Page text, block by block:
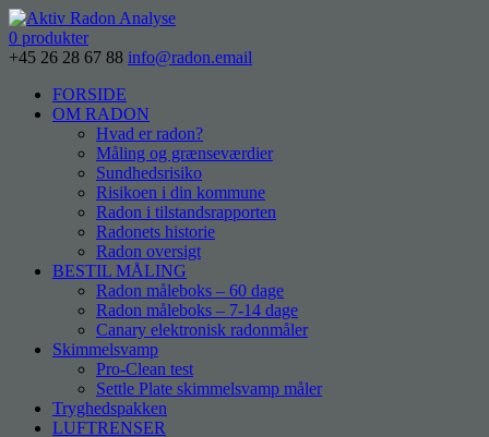
0 produkter
+45 26 28 67 88 info@radon.email
FORSIDE
OM RADON
Hvad er radon?
Måling og grænseværdier
Sundhedsrisiko
Risikoen i din kommune
Radon i tilstandsrapporten
Radonets historie
Radon oversigt
BESTIL MÅLING
Radon måleboks – 60 dage
Radon måleboks – 7-14 dage
Canary elektronisk radonmåler
Skimmelsvamp
Pro-Clean test
Settle Plate skimmelsvamp måler
Tryghedspakken
LUFTRENSER